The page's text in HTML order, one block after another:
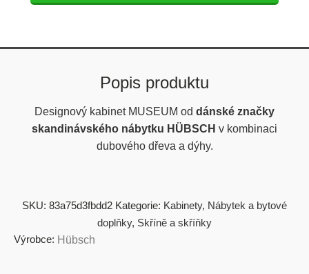
Popis produktu
Designový kabinet MUSEUM od dánské značky
skandinávského nábytku HÜBSCH v kombinaci
dubového dřeva a dýhy.
SKU: 83a75d3fbdd2 Kategorie: Kabinety, Nábytek a bytové
doplňky, Skříně a skříňky
Výrobce: Hübsch